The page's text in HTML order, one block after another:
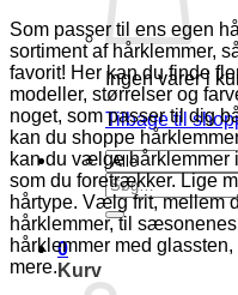
Ingen varer i
Tilbage til
Søg
efter:
0
Kurv
Som passer til ens egen
sortiment af hårklemmer,
favorit! Her kan du finde
modeller, størrelser og
noget, som passer til dig
kan du shoppe
kan du vælge hårklemmer
som du foretrækker. Lige
hårtype. Vælg frit, mellem
hårklemmer, til
hårklemmer med
mere.